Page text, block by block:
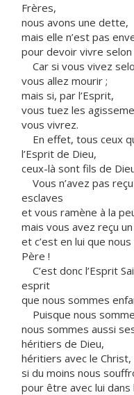
Frères,
nous avons une dette,
mais elle n’est pas
pour devoir vivre selon
Car si vous vivez
vous allez mourir ;
mais si, par l’Esprit,
vous tuez les
vous vivrez.
En effet, tous ceux
l’Esprit de Dieu,
ceux-là sont fils de
Vous n’avez pas
esclaves
et vous ramène à la
mais vous avez reçu
et c’est en lui que
Père !
C’est donc l’Esprit
esprit
que nous sommes
Puisque nous
nous sommes aussi
héritiers de Dieu,
héritiers avec le Christ,
si du moins nous
pour être avec lui dans